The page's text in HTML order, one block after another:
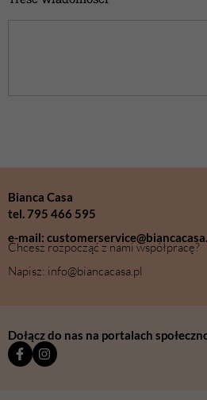
Bianca Casa
tel. 795 466 595
e-mail:
Chcesz rozpocząć z nami współpracę?
Napisz: info@biancacasa.pl
Dołącz do nas na portalach